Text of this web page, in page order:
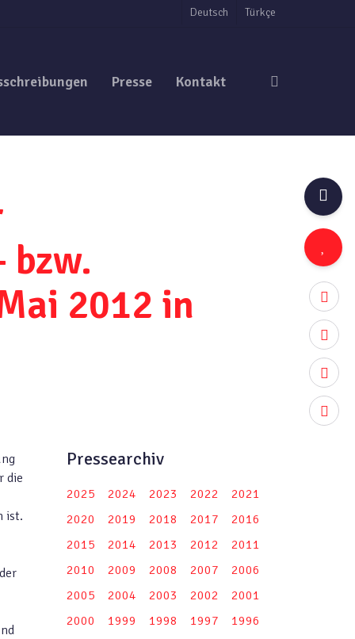
twitter
Deutsch Türkçe
Presse Kontakt
2012 in
die
ist.
Pressearchiv
2025 2024 2023 2022
2021
2020
2019 2018 2017
2016
2015
2014 2013 2012
2011
2010
2009 2008 2007
2006
2005
2004 2003 2002
2001
2000
1999 1998 1997 1996